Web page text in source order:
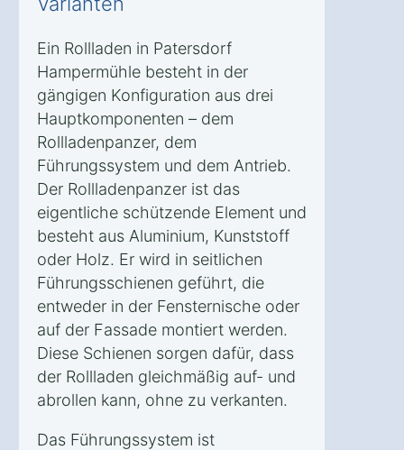
Ein Rollladen in Patersdorf
Hampermühle besteht in der
gängigen Konfiguration aus drei
Hauptkomponenten – dem
Rollladenpanzer, dem
Führungssystem und dem Antrieb.
Der Rollladenpanzer ist das
eigentliche schützende Element und
besteht aus Aluminium, Kunststoff
oder Holz. Er wird in seitlichen
Führungsschienen geführt, die
entweder in der Fensternische oder
auf der Fassade montiert werden.
Diese Schienen sorgen dafür, dass
der Rollladen gleichmäßig auf- und
abrollen kann, ohne zu verkanten.
Das Führungssystem ist